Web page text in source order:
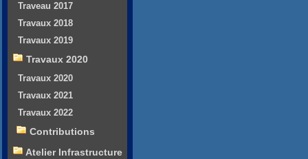
Traveau 2017
Travaux 2018
Travaux 2019
Travaux 2020
Travaux 2020
Travaux 2021
Travaux 2022
Contributions
Atelier Infrastructure